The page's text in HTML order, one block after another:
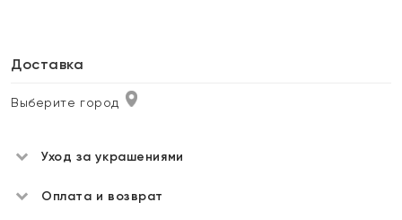
Доставка
Выберите город
Уход за украшениями
Оплата и возврат